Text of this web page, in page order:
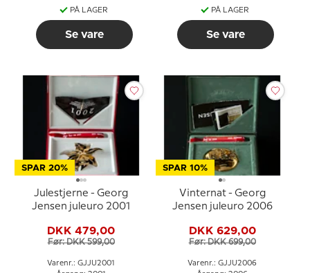
PÅ LAGER
Se vare
PÅ LAGER
Se vare
SPAR 20%
Julestjerne - Georg
Jensen juleuro 2001
DKK 479,00
Før: DKK 599,00
Varenr.: GJJU2001
SPAR 10%
Vinternat - Georg
Jensen juleuro 2006
DKK 629,00
Før: DKK 699,00
Varenr.: GJJU2006